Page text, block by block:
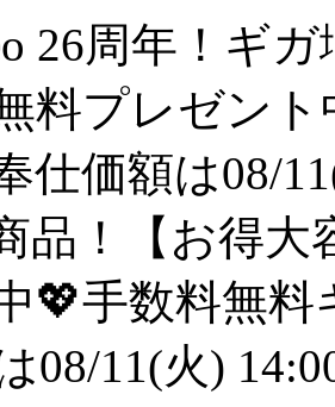
26周年！ギ
料プレゼン
仕価額は08/
品！【お得
💖手数料無
08/11(火)